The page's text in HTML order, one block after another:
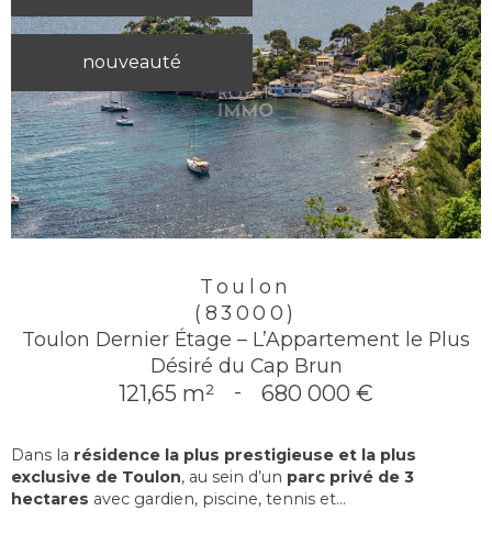
nouveauté
Toulon
(83000)
Toulon Dernier Étage – L’Appartement le Plus
Désiré du Cap Brun
121,65 m² - 680 000 €
Dans la résidence la plus prestigieuse et la plus
exclusive de Toulon, au sein d’un parc privé de 3
hectares avec gardien, piscine, tennis et...